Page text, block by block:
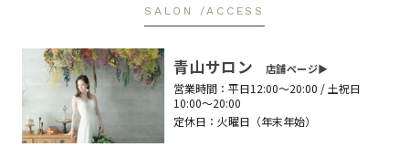
SALON /ACCESS
青山サロン 店舗ページ▶︎
営業時間： 平日12:00〜20:00 / 土祝日
10:00〜20:00
定休日： 火曜日（年末年始）